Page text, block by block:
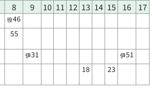
8 9 10 11 12 13 14 15 16
17
役46
55
伊31 伊51
18 23